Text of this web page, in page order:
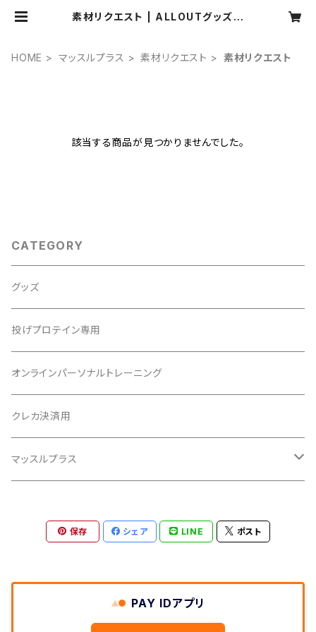
素材リクエスト | ALLOUTグッズ販
HOME マッスルプラス 素材リクエスト 素材リクエスト
該当する商品が見つかりませんでした。
CATEGORY
グッズ
投げプロテイン専用
オンラインパーソナルトレーニング
クレカ決済用
マッスルプラス
素材リクエスト
保存 シェア LINE ポスト
PAY IDアプリ